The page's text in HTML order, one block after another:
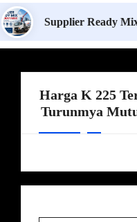
Supplier Ready Mix
Harga K 225
Turunmya